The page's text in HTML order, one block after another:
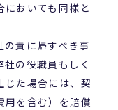
においても同様と
責に帰すべき事
の役職員もしく
じた場合には、契
用を含む）を賠償